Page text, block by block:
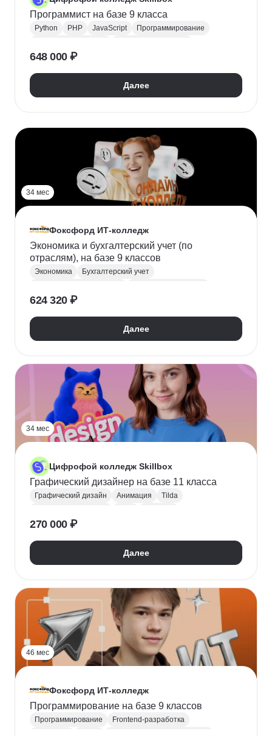
Программист на базе 9 класса
Python PHP JavaScript
Программирование
Java
Поступить в колледж
Научиться программировать
СПО Колледж
648 000 ₽
Далее
34 мес
Фоксфорд ИТ-колледж
Экономика и бухгалтерский учет (по
отраслям), на базе 9 классов
Экономика
Бухгалтерский учет
СПО
Колледж
624 320 ₽
Далее
34 мес
Цифрофой колледж Skillbox
Графический дизайнер на базе 11 класса
Графический дизайн Анимация
Tilda
270 000 ₽
Далее
46 мес
Фоксфорд ИТ-колледж
Программирование на базе 9 классов
Программирование
Frontend-разработка